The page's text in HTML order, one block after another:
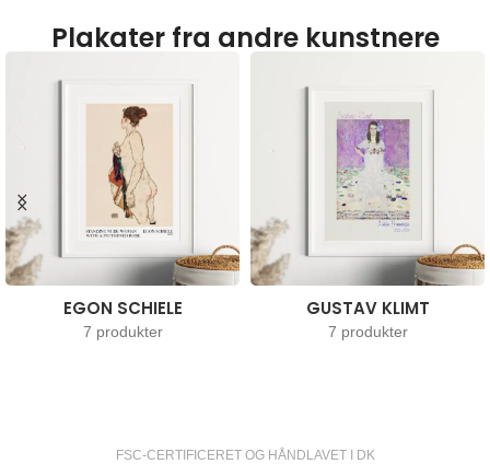
Plakater fra andre kunstnere
EGON SCHIELE
7 produkter
GUSTAV KLIMT
7 produkter
FSC-CERTIFICERET OG HÅNDLAVET I DK